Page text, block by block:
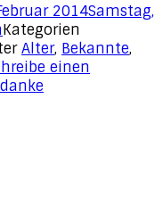
2014Samstag,
Kategorien
Alter, Bekannte,
einen